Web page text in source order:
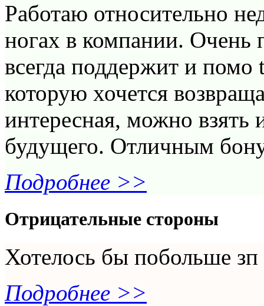
Работаю относительно
ногах в компании. Очень
всегда поддержит и
которую хочется
интересная, можно взять
будущего. Отличным
Подробнее >>
Отрицательные стороны
Хотелось бы побольше зп
Подробнее >>